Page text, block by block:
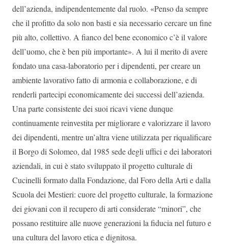
dell’azienda, indipendentemente dal ruolo. «Penso da sempre
che il profitto da solo non basti e sia necessario cercare un fine
più alto, collettivo. A fianco del bene economico c’è il valore
dell’uomo, che è ben più importante». A lui il merito di avere
fondato una casa-laboratorio per i dipendenti, per creare un
ambiente lavorativo fatto di armonia e collaborazione, e di
renderli partecipi economicamente dei successi dell’azienda.
Una parte consistente dei suoi ricavi viene dunque
continuamente reinvestita per migliorare e valorizzare il lavoro
dei dipendenti, mentre un’altra viene utilizzata per riqualificare
il Borgo di Solomeo, dal 1985 sede degli uffici e dei laboratori
aziendali, in cui è stato sviluppato il progetto culturale di
Cucinelli formato dalla Fondazione, dal Foro della Arti e dalla
Scuola dei Mestieri: cuore del progetto culturale, la formazione
dei giovani con il recupero di arti considerate “minori”, che
possano restituire alle nuove generazioni la fiducia nel futuro e
una cultura del lavoro etica e dignitosa.